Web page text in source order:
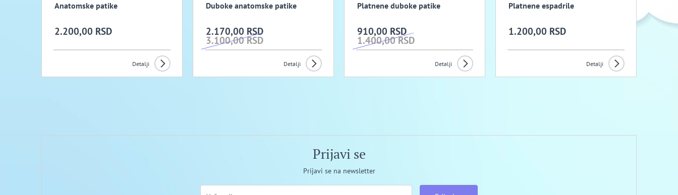
Anatomske patike
2.200,00 RSD
Detalji
Duboke anatomske patike
2.170,00 RSD
3.100,00 RSD
Detalji
Platnene duboke patike
910,00 RSD
1.400,00 RSD
Detalji
Platnene espadrile
1.200,00 RSD
Detalji
Prijavi se
Prijavi se na newsletter